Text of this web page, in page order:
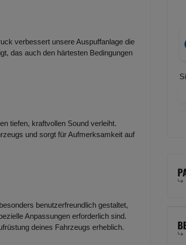
verbessert unsere Auspuffanlage die
das auch den härtesten Bedingungen
tiefen, kraftvollen Sound verleiht.
und sorgt für Aufmerksamkeit auf
benutzerfreundlich gestaltet,
Anpassungen erforderlich sind.
deines Fahrzeugs erheblich.